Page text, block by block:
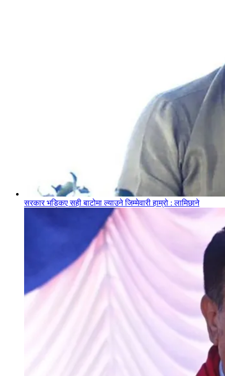
सरकार भड्किए सही बाटोमा ल्याउने जिम्मेवारी हाम्रो : लामिछाने